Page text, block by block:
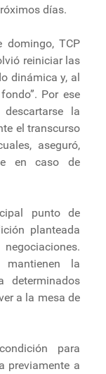
días.
domingo, TCP
reiniciar las
dinámica y, al
Por ese
la
el transcurso
aseguró,
en caso de
punto de
planteada
mantienen la
determinados
a la mesa de
para
previamente a